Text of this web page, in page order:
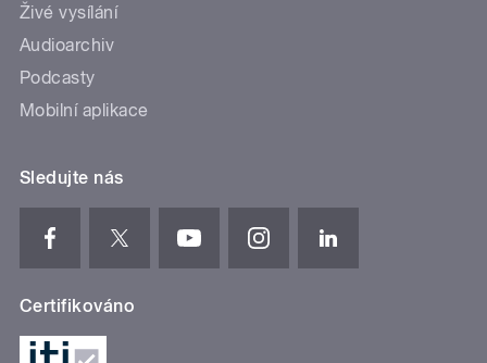
Živé vysílání
Audioarchiv
Podcasty
Mobilní aplikace
Sledujte nás
Certifikováno